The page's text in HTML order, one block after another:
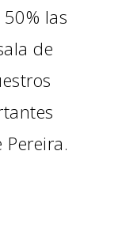
las
de